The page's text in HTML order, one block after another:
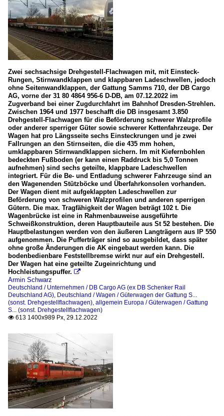
Zwei sechsachsige Drehgestell-Flachwagen mit, mit Einsteck-
Rungen, Stirnwandklappen und klappbaren Ladeschwellen, jedoch
ohne Seitenwandklappen, der Gattung Samms 710, der DB Cargo
AG, vorne der 31 80 4864 956-6 D-DB, am 07.12.2022 im
Zugverband bei einer Zugdurchfahrt im Bahnhof Dresden-Strehlen.
Zwischen 1964 und 1977 beschafft die DB insgesamt 3.850
Drehgestell-Flachwagen für die Beförderung schwerer Walzprofile
oder anderer sperriger Güter sowie schwerer Kettenfahrzeuge. Der
Wagen hat pro Längsseite sechs Einsteckrungen und je zwei
Fallrungen an den Stirnseiten, die die 435 mm hohen,
umklappbaren Stirnwandklappen sichern. Im mit Kiefernbohlen
bedeckten Fußboden (er kann einen Raddruck bis 5,0 Tonnen
aufnehmen) sind sechs geteilte, klappbare Ladeschwellen
integriert. Für die Be- und Entladung schwerer Fahrzeuge sind an
den Wagenenden Stützböcke und Überfahrkonsolen vorhanden.
Der Wagen dient mit aufgeklappten Ladeschwellen zur
Beförderung von schweren Walzprofilen und anderen sperrigen
Gütern. Die max. Tragfähigkeit der Wagen beträgt 102 t. Die
Wagenbrücke ist eine in Rahmenbauweise ausgeführte
Schweißkonstruktion, deren Hauptbauteile aus St 52 bestehen. Die
Hauptbelastungen werden von den äußeren Langträgern aus IP 550
aufgenommen. Die Pufferträger sind so ausgebildet, dass später
ohne große Änderungen die AK eingebaut werden kann. Die
bodenbedienbare Feststellbremse wirkt nur auf ein Drehgestell.
Der Wagen hat eine geteilte Zugeinrichtung und
Hochleistungspuffer. 
Armin Schwarz
Deutschland / Unternehmen / DB Cargo AG (ex DB Schenker Rail
Deutschland AG), Deutschland / Wagen / Güterwagen der Gattung S...
(sonst. Drehgestellflachwagen), allgemein Europa / Güterwagen / Gattung
S... (sonst. Drehgestellflachwagen)
 613 1400x989 Px, 29.12.2022